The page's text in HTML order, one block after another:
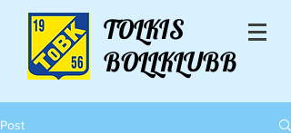
TOLKIS
BOLLKLUBB
Post